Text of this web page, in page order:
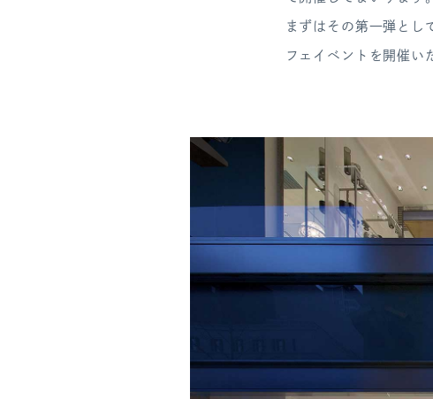
まずはその第一弾と
フェイベントを開催い